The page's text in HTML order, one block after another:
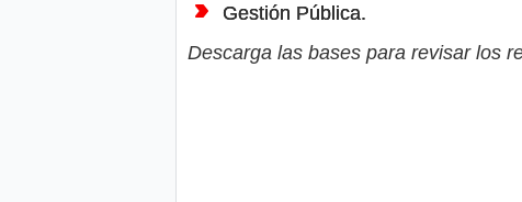
Gestión Pública.
Descarga las bases para revisar los